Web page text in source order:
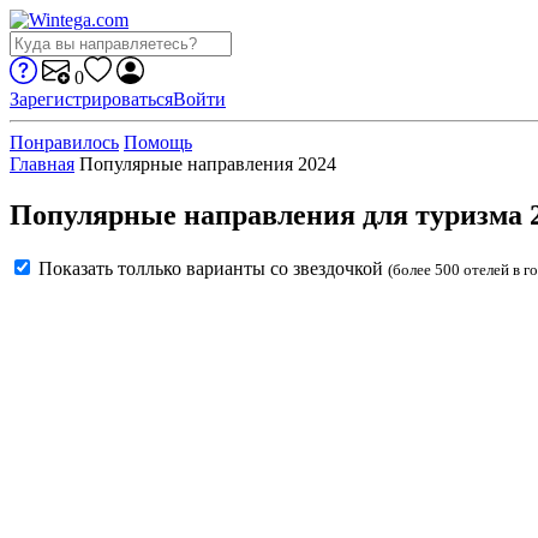
0
ЗарегистрироватьсяВойти
Понравилось Помощь
Главная Популярные направления 2024
Популярные направления для туризма
Показать толлько варианты со звездочкой (более 500 отелей в